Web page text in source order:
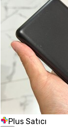
Plus Satıcı